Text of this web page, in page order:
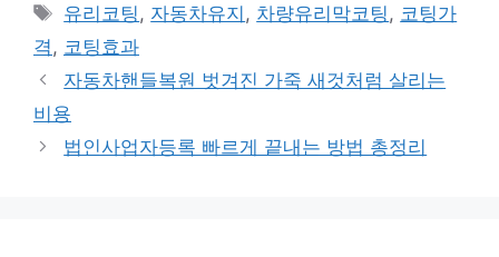
리
태
그
유리코팅, 자동차유지 , 차량유리막코팅, 코팅가
격, 코팅효과
자동차핸들복원 벗겨진 가죽 새것처럼 살리는
비용
법인사업자등록 빠르게 끝내는 방법 총정리